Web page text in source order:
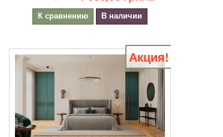
К сравнению В наличии
Акция!